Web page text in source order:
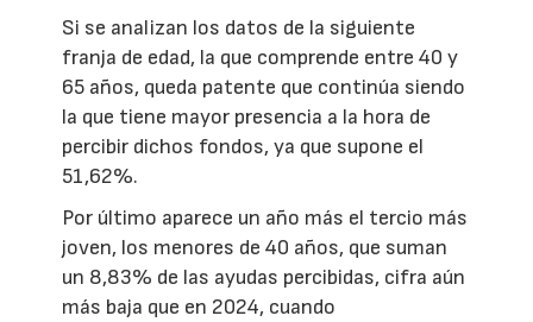
Si se analizan los datos de la siguiente
franja de edad, la que comprende entre 40 y
65 años, queda patente que continúa siendo
la que tiene mayor presencia a la hora de
percibir dichos fondos, ya que supone el
51,62%.
Por último aparece un año más el tercio más
joven, los menores de 40 años, que suman
un 8,83% de las ayudas percibidas, cifra aún
más baja que en 2024, cuando